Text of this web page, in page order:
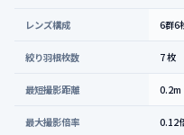
レンズ構成 6群6
絞り羽根枚数 7 枚
最短撮影距離 0.2m
最大撮影倍率 0.12